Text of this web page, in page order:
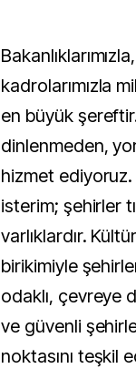
kadrolarımızla
en büyük
dinlenmeden,
hizmet
isterim; şehirler
varlıklardır.
birikimiyle
odaklı, çevreye
ve güvenli
noktasını teşkil